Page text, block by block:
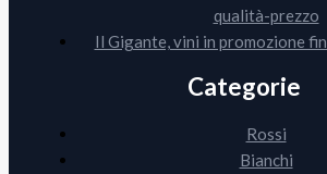
qualità-prezzo
Il Gigante, vini in promozione
Categorie
Rossi
Bianchi